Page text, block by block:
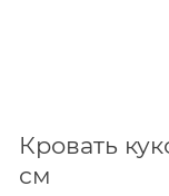
Кровать
см